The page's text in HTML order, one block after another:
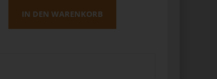
IN DEN WARENKORB